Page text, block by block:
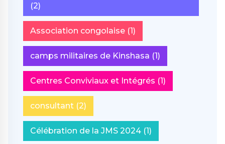
(2)
Association congolaise (1)
camps militaires de Kinshasa (1)
Centres Conviviaux et Intégrés (1)
consultant (2)
Célébration de la JMS 2024 (1)